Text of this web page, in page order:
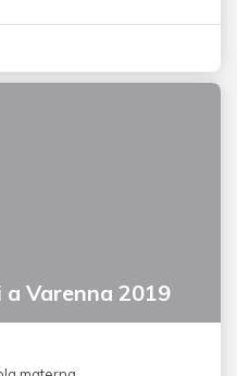
Varenna 2019